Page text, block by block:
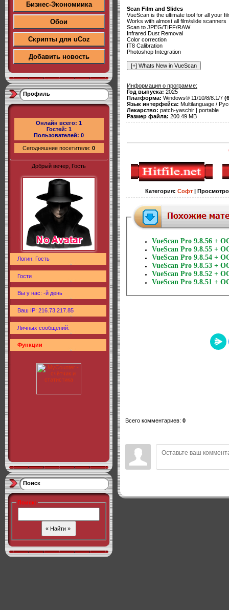
Бизнес-Экономиика
Обои
Скрипты для uCoz
Добавить новость
Профиль
Онлайн всего: 1
Гостей: 1
Пользователей: 0
Сегодняшние посетители: 0
Добрый вечер, Гость
Логин: Гость
Гости
Вы у нас: -й день
Ваш IP: 216.73.217.85
Личных сообщений:
Функции
Поиск
Поиск:
Scan Film and Slides
VueScan is the ultimate tool for all your
Works with almost all film/slide scanners
Scan to JPEG/TIFF/RAW
Infrared Dust Removal
Color correction
IT8 Calibration
Photoshop Integration
Информация о программе:
Год выпуска: 2025
Платформа: Windows® 11/10/8/8.1/7
Язык интерфейса: Multilanguage /
Лекарство: patch-yaschir | portable
Размер файла: 200.49 MB
Категория: Софт|
VueScan Pro 9.8.56 +
VueScan Pro 9.8.55 +
VueScan Pro 9.8.54 +
VueScan Pro 9.8.53 +
VueScan Pro 9.8.52 +
VueScan Pro 9.8.51 +
Всего комментариев: 0